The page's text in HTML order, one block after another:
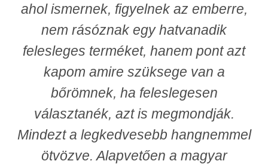
ahol ismernek, figyelnek az emberre,
nem rásóznak egy hatvanadik
felesleges terméket, hanem pont azt
kapom amire szüksege van a
bőrömnek, ha feleslegesen
választanék, azt is megmondják.
Mindezt a legkedvesebb hangnemmel
ötvözve. Alapvetően a magyar